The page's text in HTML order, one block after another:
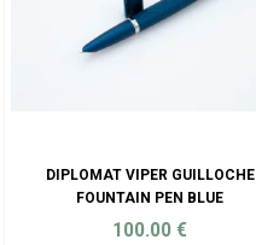
DIPLOMAT VIPER GUILLOCHE
FOUNTAIN PEN BLUE
100.00€